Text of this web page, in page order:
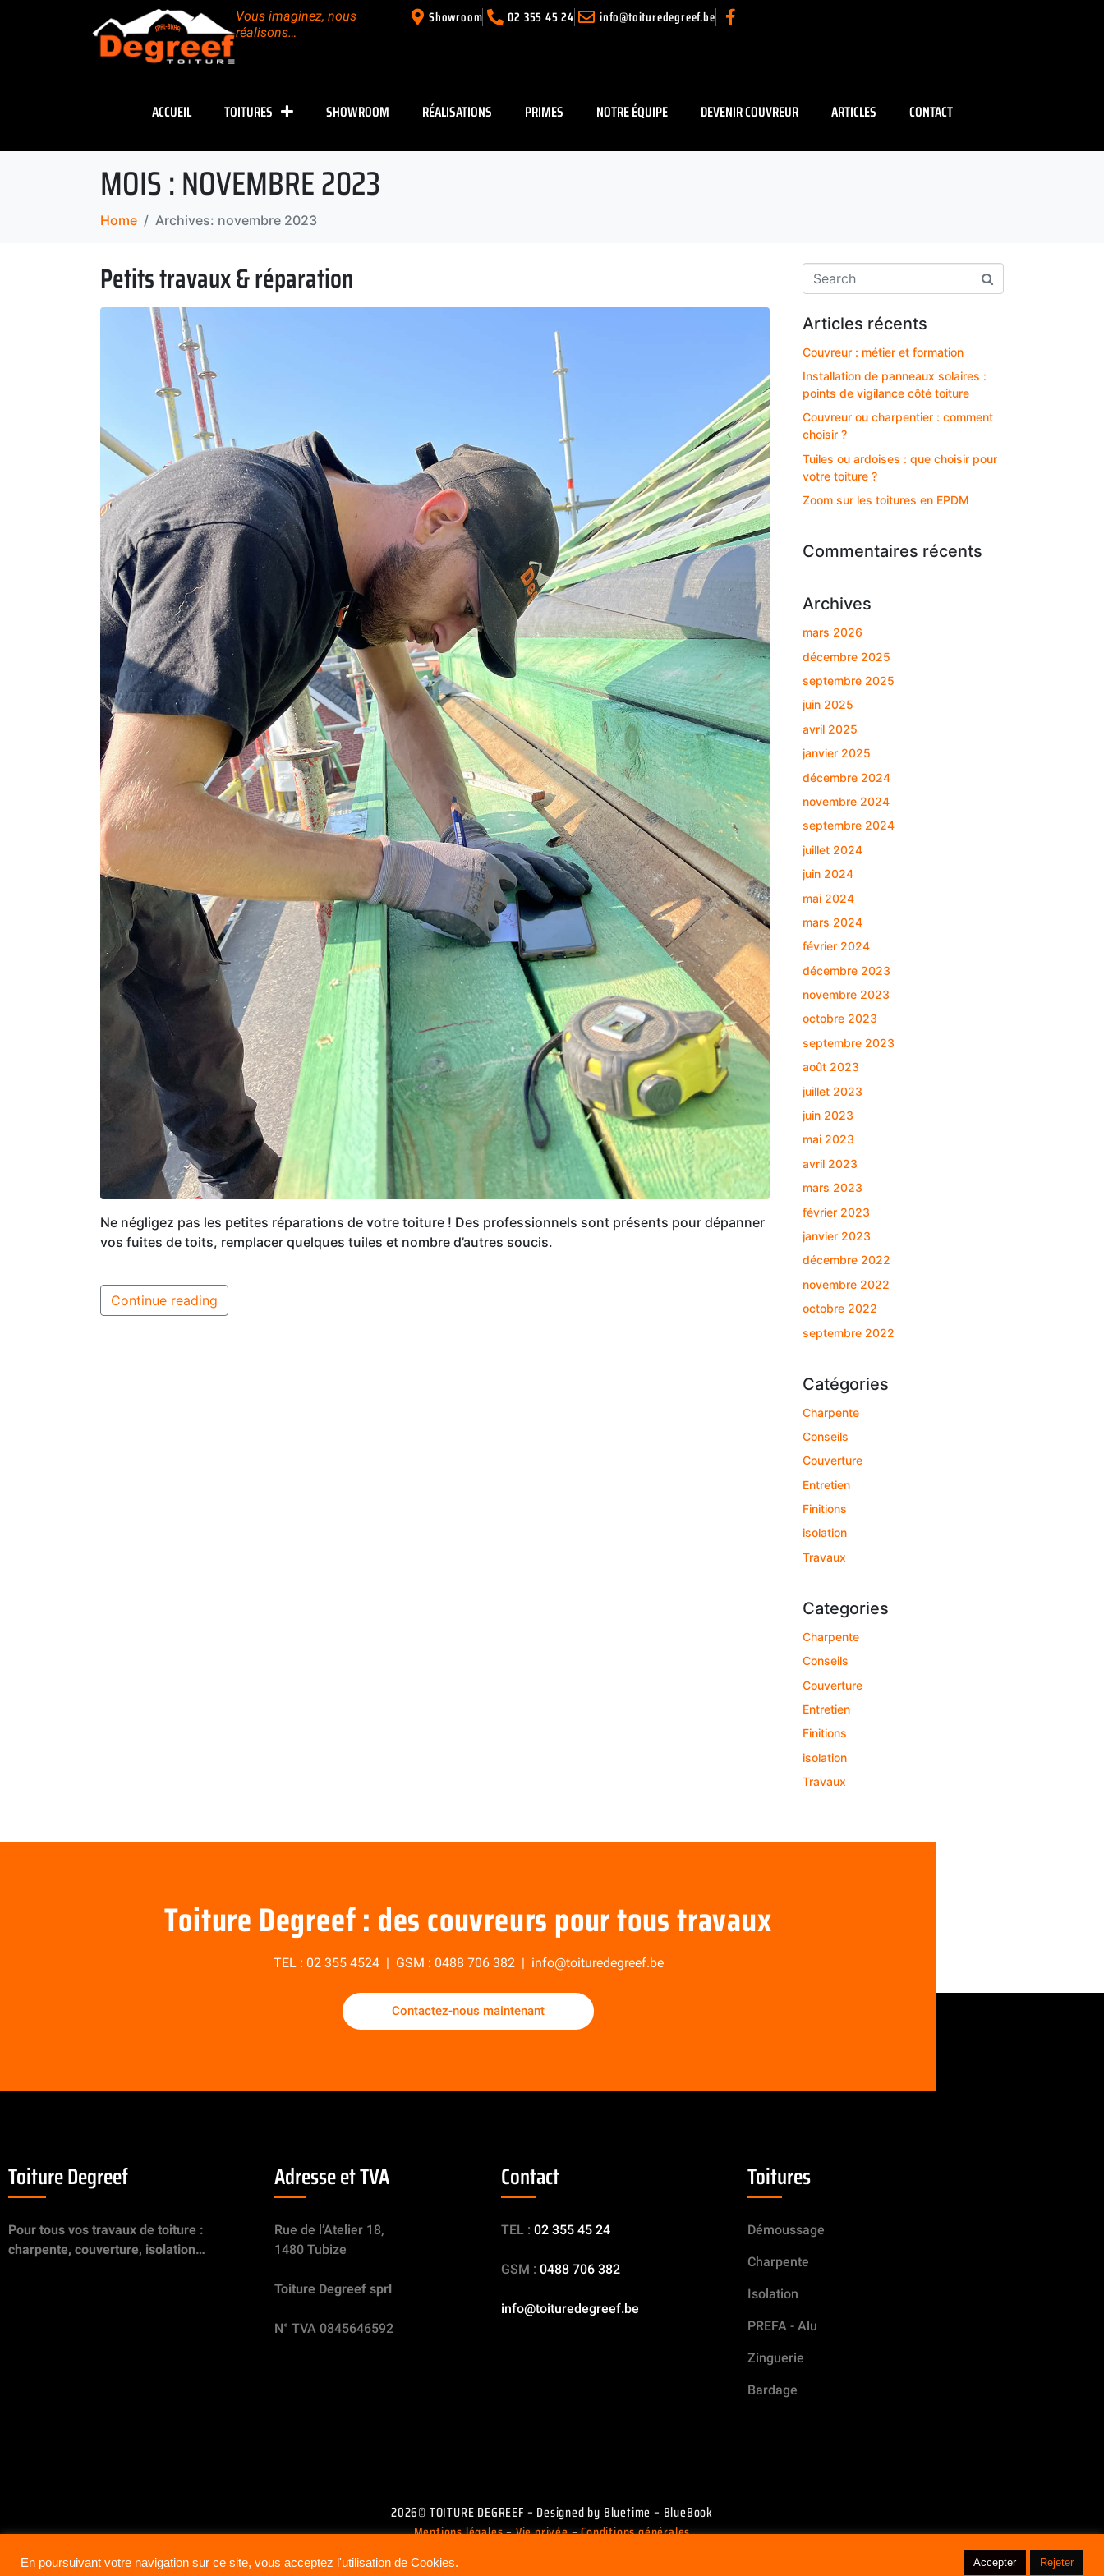
Vous imaginez, nous
réalisons…
Showroom 02 355 45 24 info@toituredegreef.be
ACCUEIL TOITURES SHOWROOM RÉALISATIONS PRIMES NOTRE ÉQUIPE DEVENIR COUVREUR ARTICLES CONTACT
MOIS :NOVEMBRE 2023
Home Archives: novembre 2023
Petits travaux & réparation
Ne négligez pas les petites réparations de votre toiture ! Des professionnels sont présents pour dépanner
vos fuites de toits, remplacer quelques tuiles et nombre d’autres soucis.
Continue reading
Articles récents
Couvreur : métier et formation
Installation de panneaux solaires :
points de vigilance côté toiture
Couvreur ou charpentier : comment
choisir ?
Tuiles ou ardoises : que choisir pour
votre toiture ?
Zoom sur les toitures en EPDM
Commentaires récents
Archives
mars 2026
décembre 2025
septembre 2025
juin 2025
avril 2025
janvier 2025
décembre 2024
novembre 2024
septembre 2024
juillet 2024
juin 2024
mai 2024
mars 2024
février 2024
décembre 2023
novembre 2023
octobre 2023
septembre 2023
août 2023
juillet 2023
juin 2023
mai 2023
avril 2023
mars 2023
février 2023
janvier 2023
décembre 2022
novembre 2022
octobre 2022
septembre 2022
Catégories
Charpente
Conseils
Couverture
Entretien
Finitions
isolation
Travaux
Categories
Charpente
Conseils
Couverture
Entretien
Finitions
isolation
Travaux
Toiture Degreef : des couvreurs pour tous travaux
TEL : 02 355 4524| GSM : 0488 706 382| info@toituredegreef.be
Contactez-nous maintenant
Toiture Degreef
Pour tous vos travaux de toiture :
charpente, couverture, isolation…
Adresse et TVA
Rue de l’Atelier 18,
1480 Tubize
Toiture Degreef sprl
N° TVA 0845646592
Contact
TEL : 02 355 45 24
GSM : 0488 706 382
info@toituredegreef.be
Toitures
Démoussage
Charpente
Isolation
PREFA - Alu
Zinguerie
Bardage
2026© TOITURE DEGREEF – Designed by Bluetime – BlueBook
Mentions légales–Vie privée–Conditions générales
En poursuivant votre navigation sur ce site, vous acceptez l'utilisation de Cookies. Accepter Rejeter